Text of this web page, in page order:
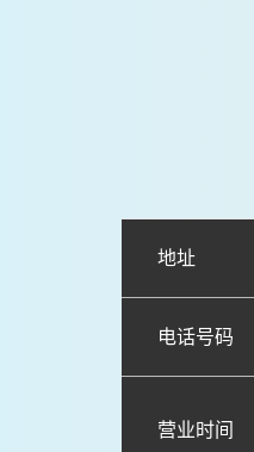
地址
电话号码
营业时间